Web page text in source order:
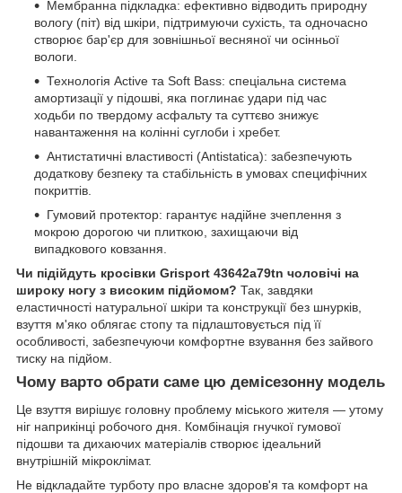
Мембранна підкладка: ефективно відводить природну
вологу (піт) від шкіри, підтримуючи сухість, та одночасно
створює бар'єр для зовнішньої весняної чи осінньої
вологи.
Технологія Active та Soft Bass: спеціальна система
амортизації у підошві, яка поглинає удари під час
ходьби по твердому асфальту та суттєво знижує
навантаження на колінні суглоби і хребет.
Антистатичні властивості (Antistatica): забезпечують
додаткову безпеку та стабільність в умовах специфічних
покриттів.
Гумовий протектор: гарантує надійне зчеплення з
мокрою дорогою чи плиткою, захищаючи від
випадкового ковзання.
Чи підійдуть кросівки Grisport 43642a79tn чоловічі на
широку ногу з високим підйомом? Так, завдяки
еластичності натуральної шкіри та конструкції без шнурків,
взуття м'яко облягає стопу та підлаштовується під її
особливості, забезпечуючи комфортне взування без зайвого
тиску на підйом.
Чому варто обрати саме цю демісезонну модель
Це взуття вирішує головну проблему міського жителя — утому
ніг наприкінці робочого дня. Комбінація гнучкої гумової
підошви та дихаючих матеріалів створює ідеальний
внутрішній мікроклімат.
Не відкладайте турботу про власне здоров'я та комфорт на